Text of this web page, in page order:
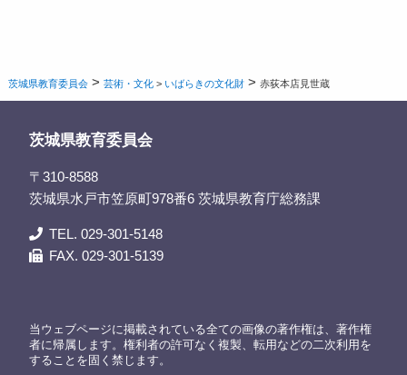
茨城県教育委員会 >芸術・文化 > いばらきの文化財 >赤荻本店見世蔵
茨城県教育委員会
〒310-8588
茨城県水戸市笠原町978番6 茨城県教育庁総務課
TEL. 029-301-5148
FAX. 029-301-5139
当ウェブページに掲載されている全ての画像の著作権は、著作権
者に帰属します。権利者の許可なく複製、転用などの二次利用を
することを固く禁じます。